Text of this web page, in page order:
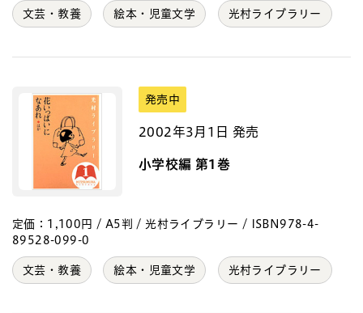
文芸・教養 絵本・児童文学 光村ライブラリー
発売中
2002年3月1日 発売
小学校編 第1巻
定価：1,100円 / A5判 / 光村ライブラリー / ISBN978-4-
89528-099-0
文芸・教養 絵本・児童文学 光村ライブラリー